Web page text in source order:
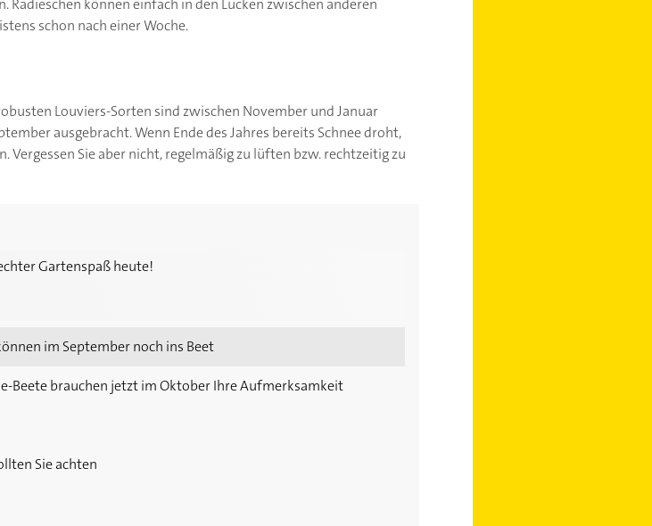
schon nach einer Woche.
Louviers-Sorten sind zwischen November und Januar
ausgebracht. Wenn Ende des Jahres bereits Schnee droht,
Vergessen Sie aber nicht, regelmäßig zu lüften bzw. rechtzeitig zu
Gartenspaß heute!
heute!
im September noch ins Beet
Beete brauchen jetzt im Oktober Ihre Aufmerksamkeit
Sie achten